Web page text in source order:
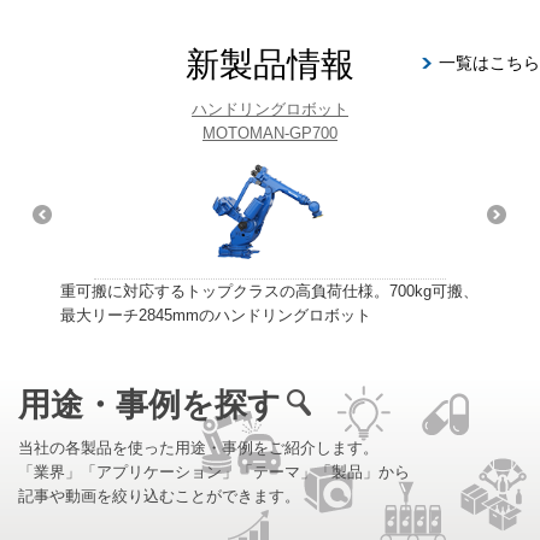
新製品情報 一覧はこちら
ハンドリングロボット
MOTOMAN-GP700
重可搬に対応するトップクラスの高負荷仕様。700kg可搬、
最大リーチ2845mmのハンドリングロボット
用途・事例を探す
当社の各製品を使った用途・事例をご紹介します。
「業界」「アプリケーション」「テーマ」「製品」から
記事や動画を絞り込むことができます。